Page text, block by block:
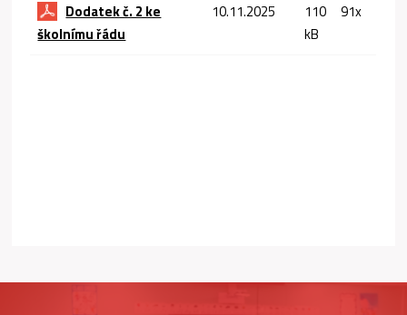
Dodatek č. 2 ke
školnímu řádu
10.11.2025
110
kB
91x